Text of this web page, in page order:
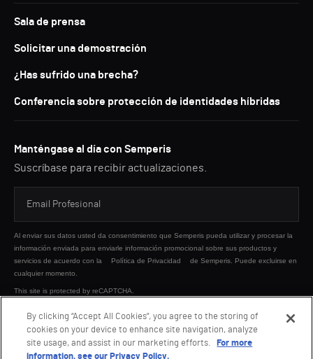
Sala de prensa
Solicitar una demostración
¿Has sufrido una brecha?
Conferencia sobre protección de identidades híbridas
Manténgase al día con Semperis
Suscríbase para recibir actualizaciones.
Al enviar sus datos usted da consentimiento que Semperis pueda utilizar y procesar la
información enviada para enviarle información promocional sobre sus productos y
servicios de acuerdo con la
Política de Privacidad
de Semperis. Puede excluirse en
cualquier momento.
This site is protected by reCAPTCHA.
ENVIAR
By clicking “Accept All Cookies”, you agree to the storing of
cookies on your device to enhance site navigation, analyze
site usage, and assist in our marketing efforts.
For more
information, see our Privacy Policy.